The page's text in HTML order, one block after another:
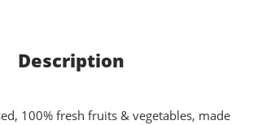
Description
100% fresh fruits & vegetables, made